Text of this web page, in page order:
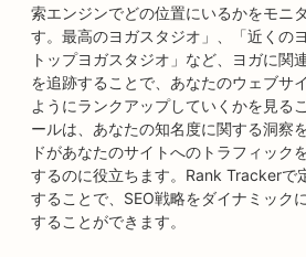
索エンジンでどの位置にいるかをモニ
す。最高のヨガスタジオ」、「近くの
トップヨガスタジオ」など、ヨガに関
を追跡することで、あなたのウェブサ
ようにランクアップしていくかを見る
ールは、あなたの知名度に関する洞察
ドがあなたのサイトへのトラフィック
するのに役立ちます。Rank Trackerで
することで、SEO戦略をダイナミック
することができます。